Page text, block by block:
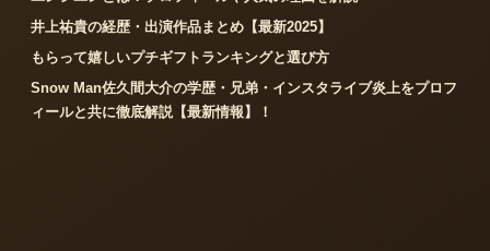
井上祐貴の経歴・出演作品まとめ【最新2025】
もらって嬉しいプチギフトランキングと選び方
Snow Man佐久間大介の学歴・兄弟・インスタライブ炎上をプロフ
ィールと共に徹底解説【最新情報】！